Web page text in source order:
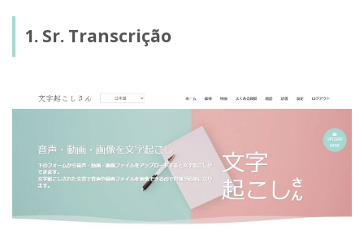
1. Sr. Transcrição